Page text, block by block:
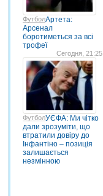
ФутболАртета:
Арсенал
боротиметься за всі
трофеї
Сегодня, 21:25
ФутболУЄФА: Ми чітко
дали зрозуміти, що
втратили довіру до
Інфантіно – позиція
залишається
незмінною